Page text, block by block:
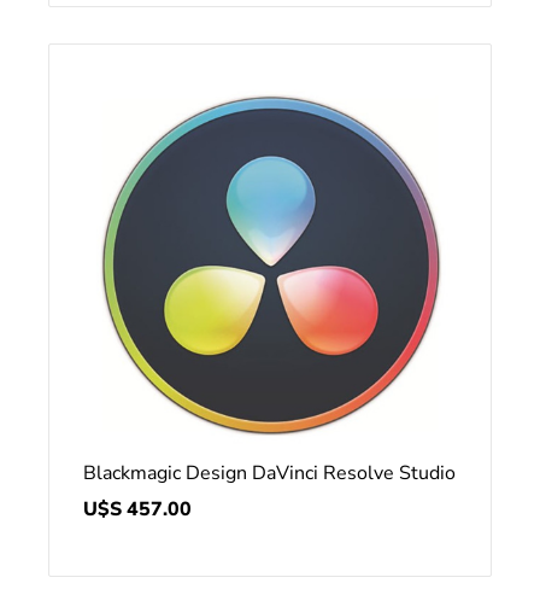
Blackmagic Design DaVinci Resolve Studio
U$S457.00